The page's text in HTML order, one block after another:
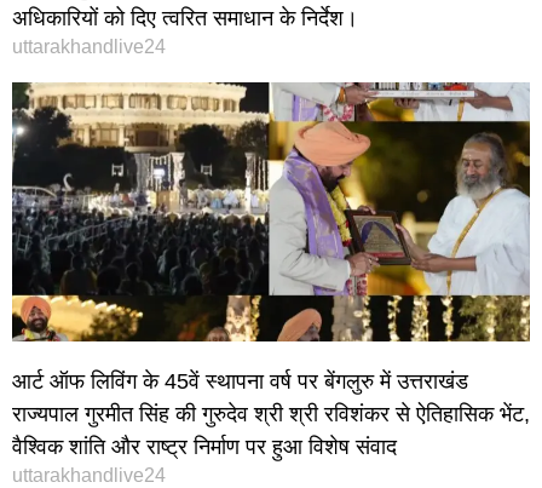
अधिकारियों को दिए त्वरित समाधान के निर्देश।
uttarakhandlive24
आर्ट ऑफ लिविंग के 45वें स्थापना वर्ष पर बेंगलुरु में उत्तराखंड
राज्यपाल गुरमीत सिंह की गुरुदेव श्री श्री रविशंकर से ऐतिहासिक भेंट,
वैश्विक शांति और राष्ट्र निर्माण पर हुआ विशेष संवाद
uttarakhandlive24